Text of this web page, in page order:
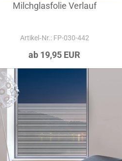
Milchglasfolie Verlauf
Artikel‑Nr.: FP-030-442
ab 19,95 EUR